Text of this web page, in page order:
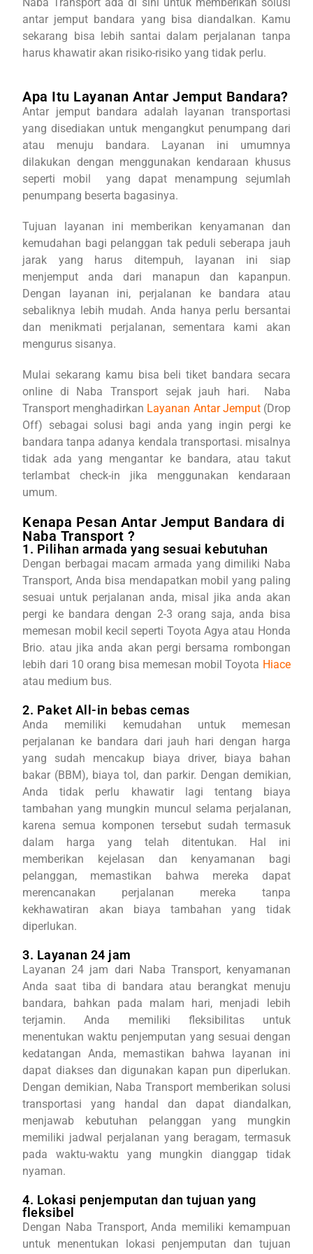
antar jemput bandara yang bisa diandalkan. Kamu
sekarang bisa lebih santai dalam perjalanan tanpa
harus khawatir akan risiko-risiko yang tidak perlu.
Apa Itu Layanan Antar Jemput Bandara?
Antar jemput bandara adalah layanan transportasi
yang disediakan untuk mengangkut penumpang dari
atau menuju bandara. Layanan ini umumnya
dilakukan dengan menggunakan kendaraan khusus
seperti mobil yang dapat menampung sejumlah
penumpang beserta bagasinya.
Tujuan layanan ini memberikan kenyamanan dan
kemudahan bagi pelanggan tak peduli seberapa jauh
jarak yang harus ditempuh, layanan ini siap
menjemput anda dari manapun dan kapanpun.
Dengan layanan ini, perjalanan ke bandara atau
sebaliknya lebih mudah. Anda hanya perlu bersantai
dan menikmati perjalanan, sementara kami akan
mengurus sisanya.
Mulai sekarang kamu bisa beli tiket bandara secara
online di Naba Transport sejak jauh hari. Naba
Transport menghadirkan Layanan Antar Jemput(Drop
Off) sebagai solusi bagi anda yang ingin pergi ke
bandara tanpa adanya kendala transportasi. misalnya
tidak ada yang mengantar ke bandara, atau takut
terlambat check-in jika menggunakan kendaraan
umum.
Kenapa Pesan Antar Jemput Bandara di
Naba Transport ?
1. Pilihan armada yang sesuai kebutuhan
Dengan berbagai macam armada yang dimiliki Naba
Transport, Anda bisa mendapatkan mobil yang paling
sesuai untuk perjalanan anda, misal jika anda akan
pergi ke bandara dengan 2-3 orang saja, anda bisa
memesan mobil kecil seperti Toyota Agya atau Honda
Brio. atau jika anda akan pergi bersama rombongan
lebih dari 10 orang bisa memesan mobil Toyota Hiace
atau medium bus.
2. Paket All-in bebas cemas
Anda memiliki kemudahan untuk memesan
perjalanan ke bandara dari jauh hari dengan harga
yang sudah mencakup biaya driver, biaya bahan
bakar (BBM), biaya tol, dan parkir. Dengan demikian,
Anda tidak perlu khawatir lagi tentang biaya
tambahan yang mungkin muncul selama perjalanan,
karena semua komponen tersebut sudah termasuk
dalam harga yang telah ditentukan. Hal ini
memberikan kejelasan dan kenyamanan bagi
pelanggan, memastikan bahwa mereka dapat
merencanakan perjalanan mereka tanpa
kekhawatiran akan biaya tambahan yang tidak
diperlukan.
3. Layanan 24 jam
Layanan 24 jam dari Naba Transport, kenyamanan
Anda saat tiba di bandara atau berangkat menuju
bandara, bahkan pada malam hari, menjadi lebih
terjamin. Anda memiliki fleksibilitas untuk
menentukan waktu penjemputan yang sesuai dengan
kedatangan Anda, memastikan bahwa layanan ini
dapat diakses dan digunakan kapan pun diperlukan.
Dengan demikian, Naba Transport memberikan solusi
transportasi yang handal dan dapat diandalkan,
menjawab kebutuhan pelanggan yang mungkin
memiliki jadwal perjalanan yang beragam, termasuk
pada waktu-waktu yang mungkin dianggap tidak
nyaman.
4. Lokasi penjemputan dan tujuan yang
fleksibel
Dengan Naba Transport, Anda memiliki kemampuan
untuk menentukan lokasi penjemputan dan tujuan